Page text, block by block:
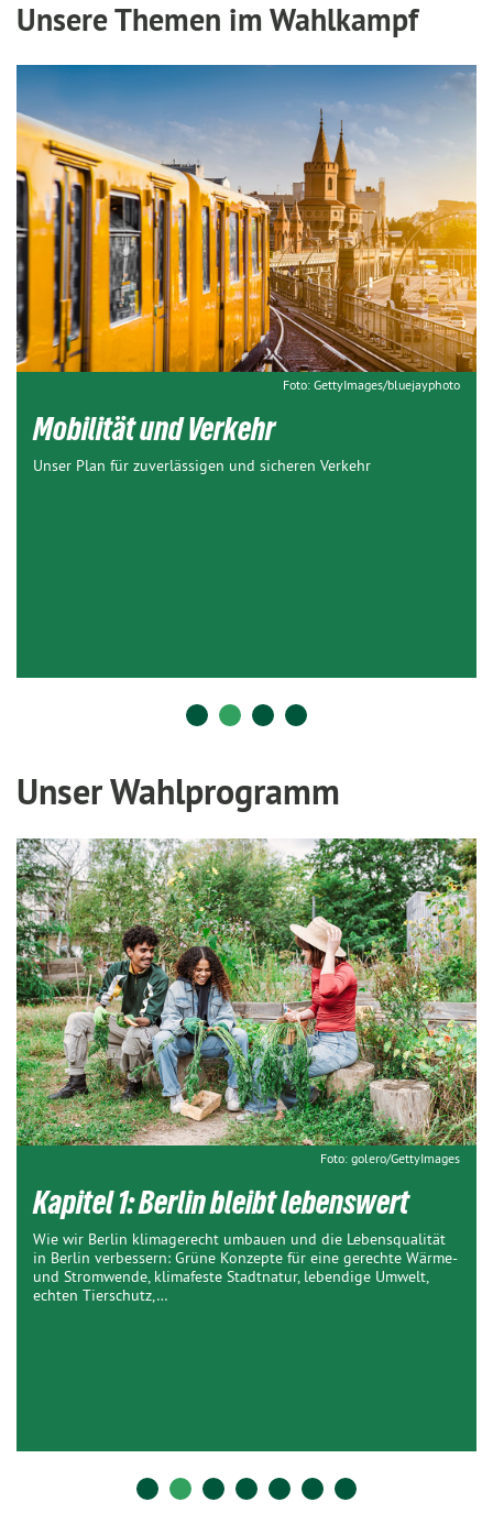
Unsere Themen im Wahlkampf
Foto: GettyImages/bluejayphoto
Mobilität und Verkehr
Unser Plan für zuverlässigen und sicheren Verkehr
Unser Wahlprogramm
Foto: golero/GettyImages
Kapitel 1: Berlin bleibt lebenswert
Wie wir Berlin klimagerecht umbauen und die Lebensqualität
in Berlin verbessern: Grüne Konzepte für eine gerechte Wärme-
und Stromwende, klimafeste Stadtnatur, lebendige Umwelt,
echten Tierschutz,…